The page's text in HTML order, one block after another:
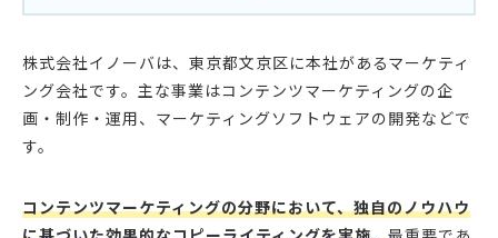
株式会社イノーバは、東京都文京区に本社があるマーケティ
ング会社です。主な事業はコンテンツマーケティングの企
画・制作・運用、マーケティングソフトウェアの開発などで
す。
コンテンツマーケティングの分野において、独自のノウハウ